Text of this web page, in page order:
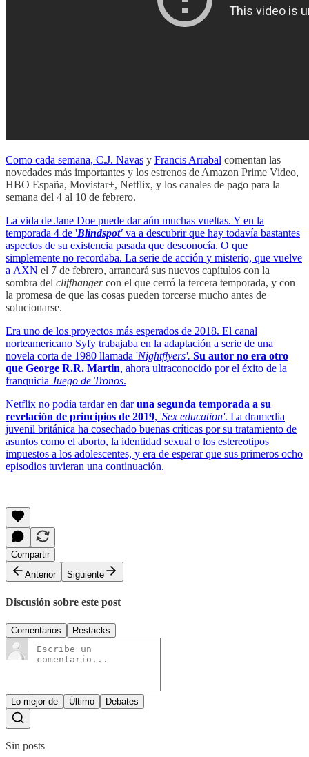
Como cada semana, C.J. Navas y Francis Arrabal comentan las
novedades más importantes y los estrenos de Amazon Prime Video,
HBO España, Movistar+, Netflix, y los canales de pago para la
semana del 4 al 10 de febrero.
La vida de Jane Doe puede dar aún muchas vueltas. Y en la
temporada 4 de 'Blindspot' va a descubrir que hay todavía bastantes
aspectos de su existencia pasada que desconocía. O que
simplemente no recordaba. La serie de acción y misterio, que vuelve
a AXN el 7 de febrero, arrancará sus nuevos capítulos con la
sombra del cliffhangercon el que cerró la tercera temporada, y con
la promesa de que las cosas pueden torcerse mucho antes de
solucionarse.
Era uno de los proyectos más esperados de 2018. El canal
norteamericano Syfy trabajaba en la adaptación a serie de una
novela corta de 1980 llamada 'Nightflyers'. Su autor no era otro
que George R.R. Martin, ahora ultraconocido por el éxito de la
franquicia Juego de Tronos.
Netflix no podía tardar en daruna segunda temporada a su
revelación de principios de 2019, 'Sex education'. La dramedia
juvenil británica ha cosechado buenas críticas por su tratamiento de
asuntos como el aborto, la identidad sexual o los estereotipos
impuestos a los adolescentes, y era de esperar que sus primeros ocho
episodios tuvieran una continuación.
Compartir
Anterior
Siguiente
Discusión sobre este post
Comentarios Restacks
Lo mejor de Último Debates
Sin posts